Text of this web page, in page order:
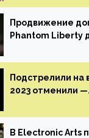
аниме от Netflix
Продвижение
Phantom Liberty
июне
Подстрелили на
2023 отменили —
выставка не
В Electronic Arts